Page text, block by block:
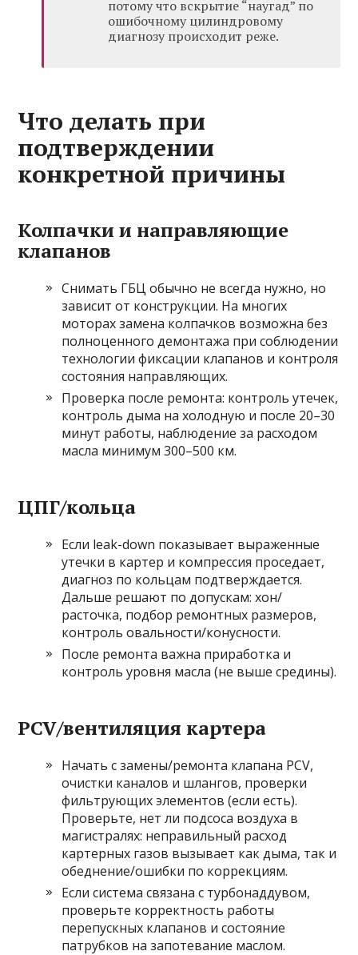
потому что вскрытие “наугад” по
ошибочному цилиндровому
диагнозу происходит реже.
Что делать при
подтверждении
конкретной причины
Колпачки и направляющие
клапанов
Снимать ГБЦ обычно не всегда нужно, но
зависит от конструкции. На многих
моторах замена колпачков возможна без
полноценного демонтажа при соблюдении
технологии фиксации клапанов и контроля
состояния направляющих.
Проверка после ремонта: контроль утечек,
контроль дыма на холодную и после 20–30
минут работы, наблюдение за расходом
масла минимум 300–500 км.
ЦПГ/кольца
Если leak-down показывает выраженные
утечки в картер и компрессия проседает,
диагноз по кольцам подтверждается.
Дальше решают по допускам: хон/
расточка, подбор ремонтных размеров,
контроль овальности/конусности.
После ремонта важна приработка и
контроль уровня масла (не выше средины).
PCV/вентиляция картера
Начать с замены/ремонта клапана PCV,
очистки каналов и шлангов, проверки
фильтрующих элементов (если есть).
Проверьте, нет ли подсоса воздуха в
магистралях: неправильный расход
картерных газов вызывает как дыма, так и
обеднение/ошибки по коррекциям.
Если система связана с турбонаддувом,
проверьте корректность работы
перепускных клапанов и состояние
патрубков на запотевание маслом.